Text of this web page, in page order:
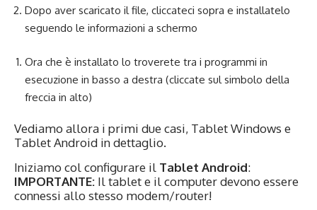
Dopo aver scaricato il file, cliccateci sopra e installatelo
seguendo le informazioni a schermo
Ora che è installato lo troverete tra i programmi in
esecuzione in basso a destra (cliccate sul simbolo della
freccia in alto)
Vediamo allora i primi due casi, Tablet Windows e
Tablet Android in dettaglio.
Iniziamo col configurare il Tablet Android:
IMPORTANTE: Il tablet e il computer devono essere
connessi allo stesso modem/router!